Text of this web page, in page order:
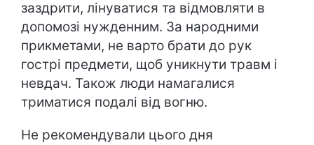
заздрити, лінуватися та відмовляти в
допомозі нужденним. За народними
прикметами, не варто брати до рук
гострі предмети, щоб уникнути травм і
невдач. Також люди намагалися
триматися подалі від вогню.
Не рекомендували цього дня